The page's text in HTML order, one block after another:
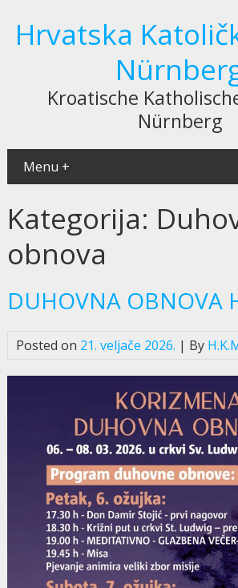
Hrvatska
Kroatische
Nürnberg
Menu +
Kategorija:
obnova
DUHOVNA OBNOVA
Posted on 21. veljače 2026. | By